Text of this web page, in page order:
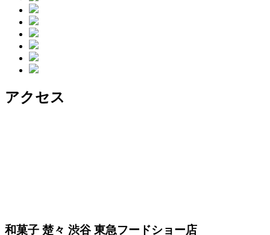
アクセス
和菓子 楚々 渋谷 東急フードショー店